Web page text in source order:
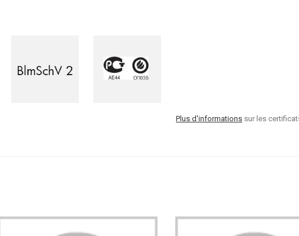
Plus d'informations sur les